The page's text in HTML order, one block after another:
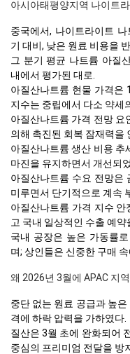
아시아태평양지역 나이트
중국에서, 나이트라이트
기 대비, 낮은 원료 비용을
그 분기 평균 나트륨 아질
내에서 평가된 대로.
아질산나트륨 현물 가격은
지수는 중립에서 다소 약세
아질산나트륨 가격 전망 요
의해 촉진된 회복 잠재력을
아질산나트륨 생산 비용 추
마진을 유지하면서 개선되
아질산나트륨 수요 전망은
미루면서 단기적으로 계속
아질산나트륨 가격 지수 안
고 국내 일상적인 수출 예약
국내 공장은 높은 가동률
며; 상인들은 신중한 구매
왜 2026년 3월에 APAC 지
중단 없는 원료 공급과 높
격에 하락 압력을 가하였다.
질산은 3월 초에 완화되어
중심의 프리미엄 전달을 방